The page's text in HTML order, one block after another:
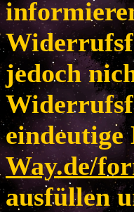
jedoch
eindeutige
Way.de/
ausfüllen